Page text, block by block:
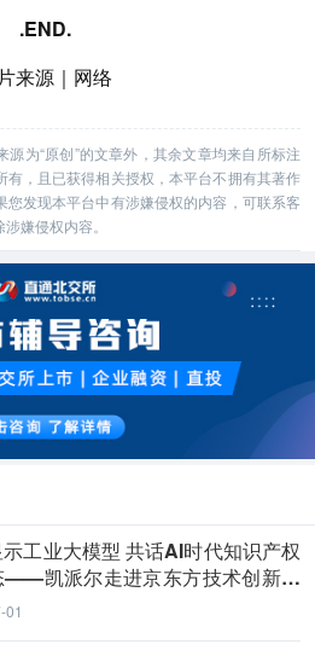
.END.
来源｜网络
为“原创”的文章外，其余文章均来自所标注
有，且已获得相关授权，本平台不拥有其著作
发现本平台中有涉嫌侵权的内容，可联系客
嫌侵权内容。
工业大模型 共话AI时代知识产权
——凯派尔走进京东方技术创新中
01